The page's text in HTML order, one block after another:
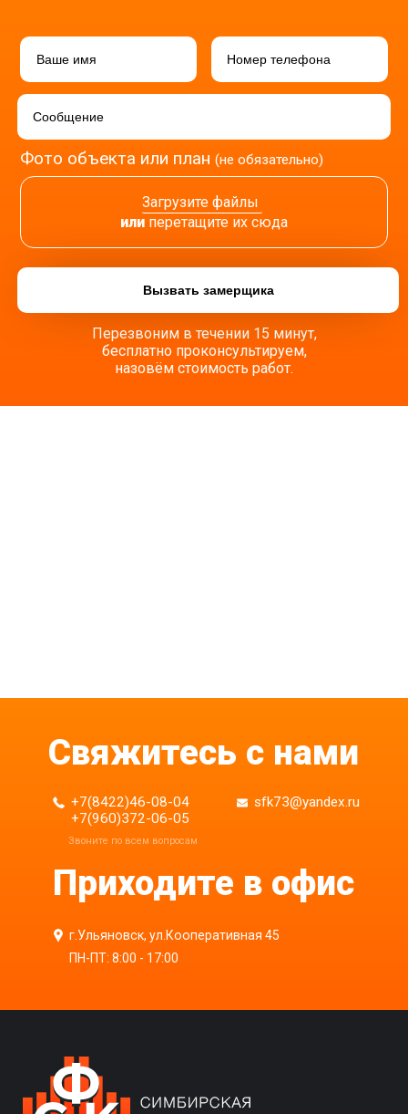
Фото объекта или план(не обязательно)
Загрузите файлы
или перетащите их сюда
Перезвоним в течении 15 минут,
бесплатно проконсультируем,
назовём стоимость работ.
Свяжитесь с нами
+7(8422)46-08-04
+7(960)372-06-05
sfk73@yandex.ru
Приходите в офис
г.Ульяновск, ул.Кооперативная 45
ПН-ПТ: 8:00 - 17:00